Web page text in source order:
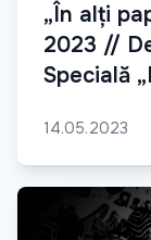
„În alți
2023 //
Specială
14.05.2023